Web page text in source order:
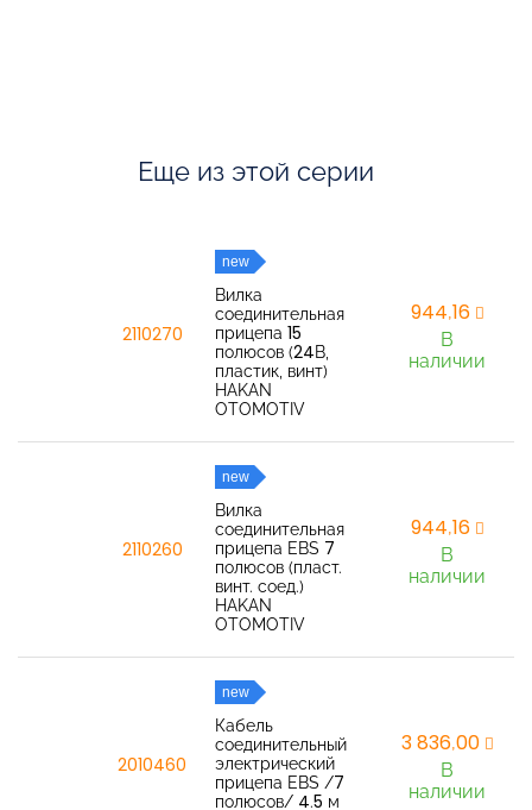
Еще из этой серии
2110270
new
Вилка
соединительная
прицепа 15
полюсов (24В,
пластик, винт)
HAKAN
OTOMOTIV
944,16
В
наличии
2110260
new
Вилка
соединительная
прицепа EBS 7
полюсов (пласт.
винт. соед.)
HAKAN
OTOMOTIV
944,16
В
наличии
2010460
new
Кабель
соединительный
электрический
прицепа EBS /7
полюсов/ 4.5 м
3 836,00
В
наличии